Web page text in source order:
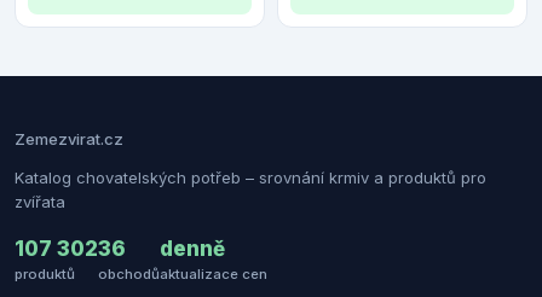
Zemezvirat.cz
Katalog chovatelských potřeb – srovnání krmiv a produktů pro
zvířata
107 302
produktů
36
obchodů
denně
aktualizace cen